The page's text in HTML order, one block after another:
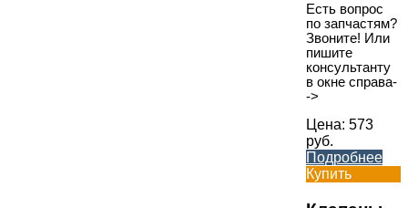
Есть вопрос
по запчастям?
Звоните! Или
пишите
консультанту
в окне справа-
->
Цена: 573
руб.
Подробнее
Купить